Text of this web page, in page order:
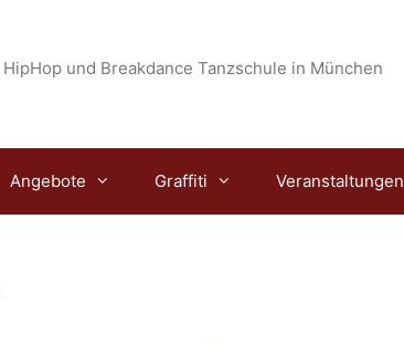
HipHop und Breakdance Tanzschule in München
Angebote Graffiti Veranstaltungen